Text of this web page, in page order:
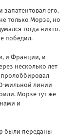
его.
только Морзе, но
тогда никто.
победил.
и Франции, и
несколько лет
пролоббировал
мильной линии
Морзе тут же
и
были переданы